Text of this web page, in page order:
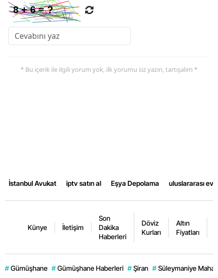
* Bu içerik ile ilgili yorum yok, ilk yorumu siz yazın, tartışalım *
İstanbul Avukat iptv satın al Eşya Depolama uluslararası
Künye İletişim
Son
Dakika
Haberleri
Döviz
Kurları
Altın
Fiyatları
# Gümüşhane # Gümüşhane Haberleri # Şiran # Süleymaniye